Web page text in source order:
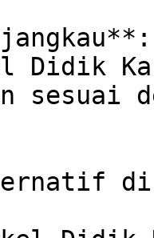
Didik
sesuai
di